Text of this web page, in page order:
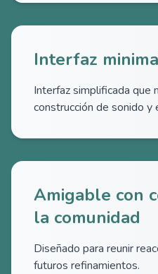
Interfaz
Interfaz simplificada que
construcción de sonido y
Amigable con
la comunidad
Diseñado para reunir
futuros refinamientos.